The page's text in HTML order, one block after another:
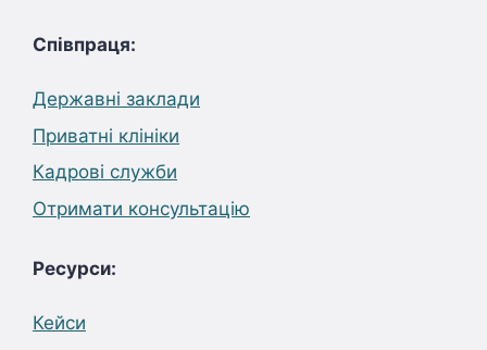
Співпраця:
Державні заклади
Приватні клініки
Кадрові служби
Отримати консультацію
Ресурси:
Кейси